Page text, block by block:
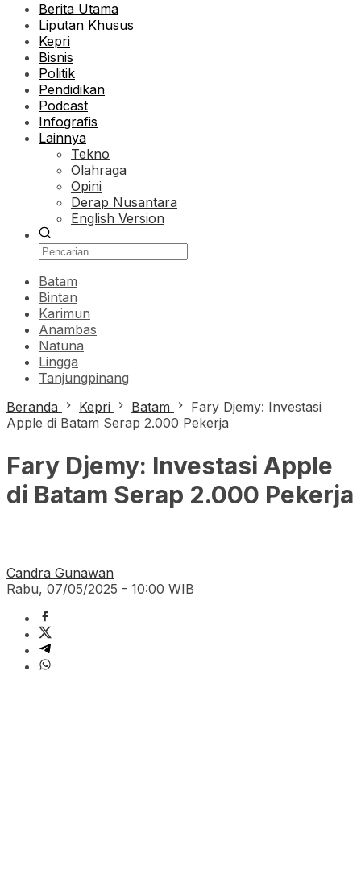
Berita Utama
Liputan Khusus
Kepri
Bisnis
Politik
Pendidikan
Podcast
Infografis
Lainnya
Tekno
Olahraga
Opini
Derap Nusantara
English Version
Batam
Bintan
Karimun
Anambas
Natuna
Lingga
Tanjungpinang
Beranda
Kepri Batam
Fary Djemy: Investasi
Apple di Batam Serap 2.000 Pekerja
Fary Djemy: Investasi Apple
di Batam Serap 2.000 Pekerja
Candra Gunawan
Rabu, 07/05/2025 - 10:00 WIB